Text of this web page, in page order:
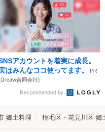
アカウントを着実に成長。
はみんなココ使ってます。
PR
合同会社)
Recommended by
郷土料理 稲毛区・花見川区 郷